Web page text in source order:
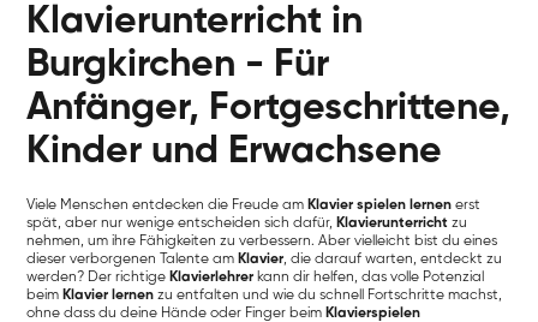
Klavierunterricht in
Burgkirchen - Für
Anfänger, Fortgeschrittene,
Kinder und Erwachsene
Viele Menschen entdecken die Freude am Klavier spielen lernen erst
spät, aber nur wenige entscheiden sich dafür, Klavierunterricht zu
nehmen, um ihre Fähigkeiten zu verbessern. Aber vielleicht bist du eines
dieser verborgenen Talente am Klavier, die darauf warten, entdeckt zu
werden? Der richtige Klavierlehrer kann dir helfen, das volle Potenzial
beim Klavier lernen zu entfalten und wie du schnell Fortschritte machst,
ohne dass du deine Hände oder Finger beim Klavierspielen